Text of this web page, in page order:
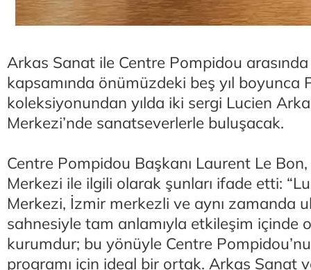
Arkas Sanat ile Centre Pompidou
kapsamında önümüzdeki beş yıl boyunca
koleksiyonundan yılda iki sergi Lucien
Merkezi’nde sanatseverlerle buluşacak.
Centre Pompidou Başkanı Laurent Le
Merkezi ile ilgili olarak şunları ifade etti:
Merkezi, İzmir merkezli ve aynı zamanda
sahnesiyle tam anlamıyla etkileşim içinde
kurumdur; bu yönüyle Centre
programı için ideal bir ortak. Arkas Sanat